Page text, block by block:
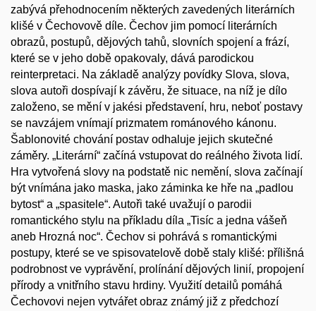
zabývá přehodnocením některých zavedených literárních
klišé v Čechovově díle. Čechov jim pomocí literárních
obrazů, postupů, dějových tahů, slovních spojení a frází,
které se v jeho době opakovaly, dává parodickou
reinterpretaci. Na základě analýzy povídky Slova, slova,
slova autoři dospívají k závěru, že situace, na níž je dílo
založeno, se mění v jakési představení, hru, neboť postavy
se navzájem vnímají prizmatem románového kánonu.
Šablonovité chování postav odhaluje jejich skutečné
záměry. „Literární“ začíná vstupovat do reálného života lidí.
Hra vytvořená slovy na podstatě nic nemění, slova začínají
být vnímána jako maska, jako záminka ke hře na „padlou
bytost“ a „spasitele“. Autoři také uvažují o parodii
romantického stylu na příkladu díla „Tisíc a jedna vášeň
aneb Hrozná noc“. Čechov si pohrává s romantickými
postupy, které se ve spisovatelově době staly klišé: přílišná
podrobnost ve vyprávění, prolínání dějových linií, propojení
přírody a vnitřního stavu hrdiny. Využití detailů pomáhá
Čechovovi nejen vytvářet obraz známý již z předchozí